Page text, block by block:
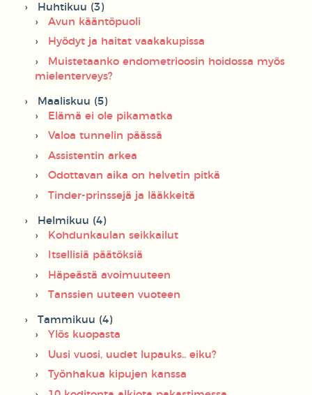
Huhtikuu (3)
Avun kääntöpuoli
Hyödyt ja haitat vaakakupissa
Muistetaanko endometrioosin hoidossa myös
mielenterveys?
Maaliskuu (5)
Elämä ei ole pikamatka
Valoa tunnelin päässä
Assistentin arkea
Odottavan aika on helvetin pitkä
Tinder-prinssejä ja lääkkeitä
Helmikuu (4)
Kohdunkaulan seikkailut
Itsellisiä päätöksiä
Häpeästä avoimuuteen
Tanssien uuteen vuoteen
Tammikuu (4)
Ylös kuopasta
Uusi vuosi, uudet lupauks.. eiku?
Työnhakua kipujen kanssa